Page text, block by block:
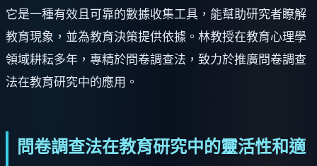
它是一種有效且可靠的數據收集工具，能幫助研究者瞭解
教育現象，並為教育決策提供依據。林教授在教育心理學
領域耕耘多年，專精於問卷調查法，致力於推廣問卷調查
法在教育研究中的應用。
問卷調查法在教育研究中的靈活性和適